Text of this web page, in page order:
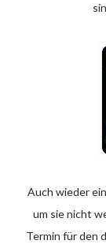
Auch wieder eine Reihe, die ich nicht so gut fand, aber zu gut
um sie nicht
Termin für den